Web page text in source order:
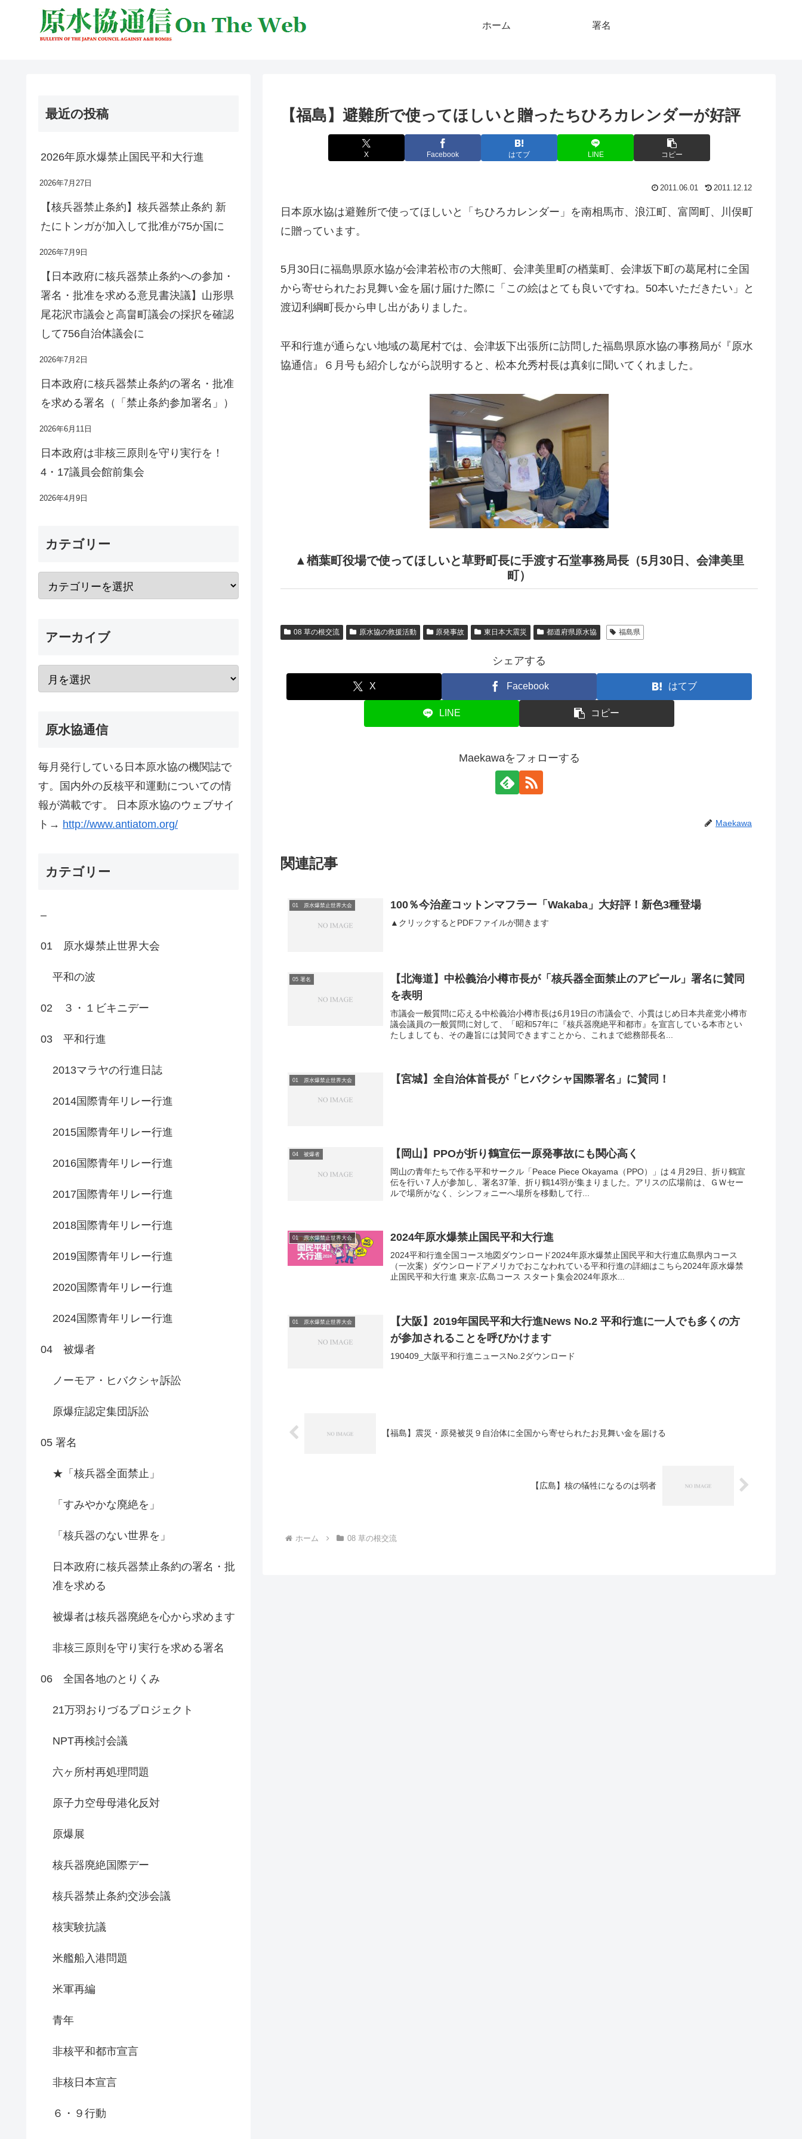
ホーム 署名
【福島】避難所で使ってほしいと贈ったちひろカレンダーが好評
X Facebook はてブ LINE コピー
2011.06.01 2011.12.12
日本原水協は避難所で使ってほしいと「ちひろカレンダー」を南相馬市、浪江町、富岡町、川俣町
に贈っています。
5月30日に福島県原水協が会津若松市の大熊町、会津美里町の楢葉町、会津坂下町の葛尾村に全国
から寄せられたお見舞い金を届け届けた際に「この絵はとても良いですね。50本いただきたい」と
渡辺利綱町長から申し出がありました。
平和行進が通らない地域の葛尾村では、会津坂下出張所に訪問した福島県原水協の事務局が『原水
協通信』６月号も紹介しながら説明すると、松本允秀村長は真剣に聞いてくれました。
▲楢葉町役場で使ってほしいと草野町長に手渡す石堂事務局長（5月30日、会津美里
町）
08 草の根交流 原水協の救援活動 原発事故 東日本大震災 都道府県原水協 福島県
シェアする
X Facebook はてブ
LINE コピー
Maekawaをフォローする
Maekawa
関連記事
01 原水爆禁止世界大会 100％今治産コットンマフラー「Wakaba」大好評！新色3種登場
▲クリックするとPDFファイルが開きます
05 署名
【北海道】中松義治小樽市長が「核兵器全面禁止のアピール」署名に賛同
を表明
市議会一般質問に応える中松義治小樽市長は6月19日の市議会で、小貫はじめ日本共産党小樽市
議会議員の一般質問に対して、「昭和57年に『核兵器廃絶平和都市』を宣言している本市とい
たしましても、その趣旨には賛同できますことから、これまで総務部長名...
01 原水爆禁止世界大会 【宮城】全自治体首長が「ヒバクシャ国際署名」に賛同！
04 被爆者 【岡山】PPOが折り鶴宣伝ー原発事故にも関心高く
岡山の青年たちで作る平和サークル「Peace Piece Okayama（PPO）」は４月29日、折り鶴宣
伝を行い７人が参加し、署名37筆、折り鶴14羽が集まりました。アリスの広場前は、ＧＷセー
ルで場所がなく、シンフォニーへ場所を移動して行...
01 原水爆禁止世界大会 2024年原水爆禁止国民平和大行進
2024平和行進全国コース地図ダウンロード2024年原水爆禁止国民平和大行進広島県内コース
（一次案）ダウンロードアメリカでおこなわれている平和行進の詳細はこちら2024年原水爆禁
止国民平和大行進 東京-広島コース スタート集会2024年原水...
01 原水爆禁止世界大会
【大阪】2019年国民平和大行進News No.2 平和行進に一人でも多くの方
が参加されることを呼びかけます
190409_大阪平和行進ニュースNo.2ダウンロード
【福島】震災・原発被災９自治体に全国から寄せられたお見舞い金を届ける
【広島】核の犠牲になるのは弱者
ホーム 08 草の根交流
最近の投稿
2026年原水爆禁止国民平和大行進
2026年7月27日
【核兵器禁止条約】核兵器禁止条約 新
たにトンガが加入して批准が75か国に
2026年7月9日
【日本政府に核兵器禁止条約への参加・
署名・批准を求める意見書決議】山形県
尾花沢市議会と高畠町議会の採択を確認
して756自治体議会に
2026年7月2日
日本政府に核兵器禁止条約の署名・批准
を求める署名（「禁止条約参加署名」）
2026年6月11日
日本政府は非核三原則を守り実行を！
4・17議員会館前集会
2026年4月9日
カテゴリー
アーカイブ
原水協通信
毎月発行している日本原水協の機関誌で
す。国内外の反核平和運動についての情
報が満載です。 日本原水協のウェブサイ
ト→ http://www.antiatom.org/
カテゴリー
–
01 原水爆禁止世界大会
平和の波
02 ３・１ビキニデー
03 平和行進
2013マラヤの行進日誌
2014国際青年リレー行進
2015国際青年リレー行進
2016国際青年リレー行進
2017国際青年リレー行進
2018国際青年リレー行進
2019国際青年リレー行進
2020国際青年リレー行進
2024国際青年リレー行進
04 被爆者
ノーモア・ヒバクシャ訴訟
原爆症認定集団訴訟
05 署名
★「核兵器全面禁止」
「すみやかな廃絶を」
「核兵器のない世界を」
日本政府に核兵器禁止条約の署名・批
准を求める
被爆者は核兵器廃絶を心から求めます
非核三原則を守り実行を求める署名
06 全国各地のとりくみ
21万羽おりづるプロジェクト
NPT再検討会議
六ヶ所村再処理問題
原子力空母母港化反対
原爆展
核兵器廃絶国際デー
核兵器禁止条約交渉会議
核実験抗議
米艦船入港問題
米軍再編
青年
非核平和都市宣言
非核日本宣言
６・９行動